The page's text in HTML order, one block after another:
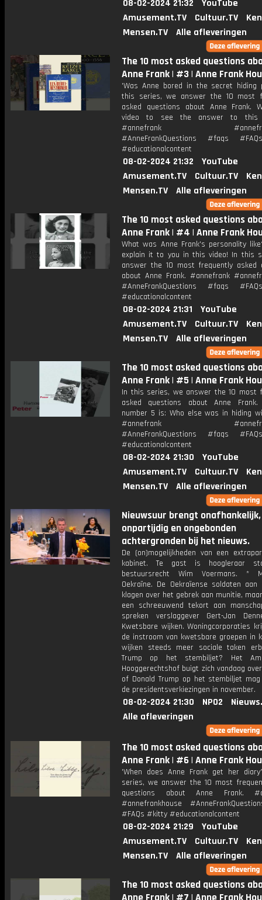
08-02-2024 21:32
YouTube
Amusement.TV
Cultuur.TV
Mensen.TV
Alle afleveringen
The 10 most asked questions
Anne Frank | #3 | Anne Frank
'Was Anne bored in the secret hiding
this series, we answer the 10 most
asked questions about Anne Frank.
video to see the answer to this
#annefrank
#AnneFrankQuestions #faqs
#educationalcontent
08-02-2024 21:32
YouTube
Amusement.TV
Cultuur.TV
Mensen.TV
Alle afleveringen
The 10 most asked questions
Anne Frank | #4 | Anne Frank
What was Anne Frank's personality
explain it to you in this video! In this
answer the 10 most frequently asked
about Anne Frank. #annefrank
#AnneFrankQuestions #faqs
#educationalcontent
08-02-2024 21:31
YouTube
Amusement.TV
Cultuur.TV
Mensen.TV
Alle afleveringen
The 10 most asked questions
Anne Frank | #5 | Anne Frank
In this series, we answer the 10 most
asked questions about Anne Frank.
number 5 is: Who else was in hiding
#annefrank
#AnneFrankQuestions #faqs
#educationalcontent
08-02-2024 21:30
YouTube
Amusement.TV
Cultuur.TV
Mensen.TV
Alle afleveringen
Nieuwsuur brengt onafhankelijk,
onpartijdig en ongebonden
achtergronden bij het nieuws.
De (on)mogelijkheden van een
kabinet. Te gast is hoogleraar
bestuursrecht Wim Voermans. *
Oekraïne. De Oekraïense soldaten
klagen over het gebrek aan munitie,
een schreeuwend tekort aan
spreken verslaggever Gert-Jan
Kwetsbare wijken. Woningcorporaties
de instroom van kwetsbare groepen in
wijken steeds meer sociale taken
Trump op het stembiljet? Het
Hooggerechtshof buigt zich vandaag
of Donald Trump op het stembiljet
de presidentsverkiezingen in november.
08-02-2024 21:30 NPO2
Alle afleveringen
The 10 most asked questions
Anne Frank | #6 | Anne Frank
'When does Anne Frank get her
series, we answer the 10 most
questions about Anne Frank.
#annefrankhouse
#FAQs #kitty #educationalcontent
08-02-2024 21:29
YouTube
Amusement.TV
Cultuur.TV
Mensen.TV
Alle afleveringen
The 10 most asked questions